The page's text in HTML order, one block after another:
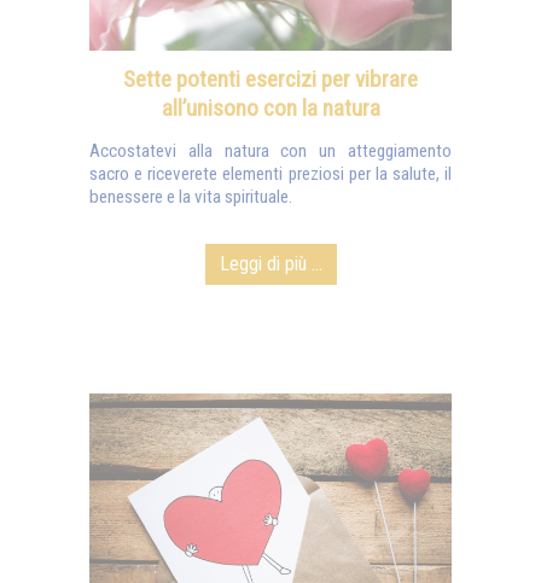
Sette potenti esercizi per vibrare
all’unisono con la natura
Accostatevi alla natura con un atteggiamento
sacro e riceverete elementi preziosi per la salute, il
benessere e la vita spirituale.
Leggi di più ...